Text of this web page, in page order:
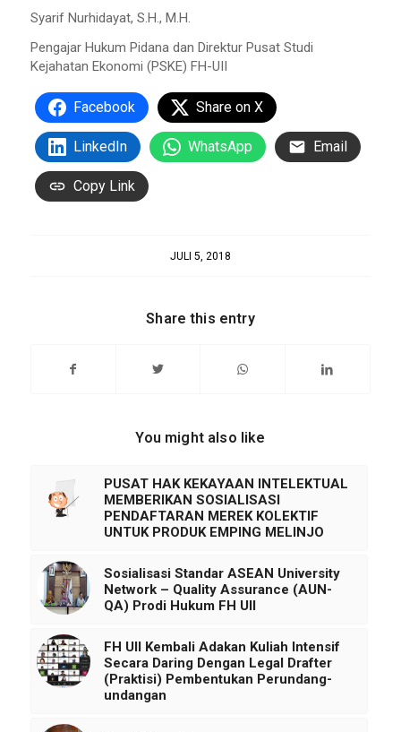
Syarif Nurhidayat, S.H., M.H.
Pengajar Hukum Pidana dan Direktur Pusat Studi
Kejahatan Ekonomi (PSKE) FH-UII
Facebook Share on X
LinkedIn WhatsApp Email
Copy Link
JULI 5, 2018
Share this entry
You might also like
PUSAT HAK KEKAYAAN INTELEKTUAL
MEMBERIKAN SOSIALISASI
PENDAFTARAN MEREK KOLEKTIF
UNTUK PRODUK EMPING MELINJO
Sosialisasi Standar ASEAN University
Network – Quality Assurance (AUN-
QA) Prodi Hukum FH UII
FH UII Kembali Adakan Kuliah Intensif
Secara Daring Dengan Legal Drafter
(Praktisi) Pembentukan Perundang-
undangan